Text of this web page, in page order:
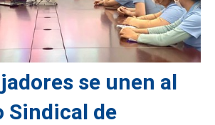
se unen al
Sindical de